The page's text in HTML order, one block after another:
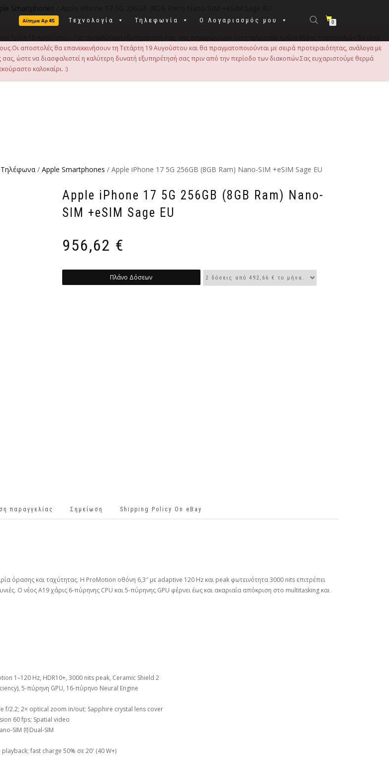
Τεχνολογία Τηλεφωνία Ο Λογαριασμός μου 0
Smartphones
αποστολές θα επανεκκινήσουν τη Τετάρτη 19 Αυγούστου και θα πραγματοποιούνται με σειρά προτεραιότητας, ανάλογα με
ώστε να διασφαλιστεί η καλύτερη δυνατή εξυπηρέτησή σας πριν από την περίοδο των διακοπών.Σας ευχαριστούμε θερμά
καλοκαίρι. :)
Τηλέφωνα / Apple Smartphones / Apple iPhone 17 5G 256GB (8GB Ram) Nano-SIM +eSIM Sage EU
Apple iPhone 17 5G 256GB (8GB Ram) Nano-
SIM +eSIM Sage EU
956,62 €
Πλάνο Δόσεων
παραγγελίας Σημείωση Shipping Policy On eBay
όρασης και ταχύτητας. Η ProMotion οθόνη 6,3″ με adaptive 120 Hz και peak φωτεινότητα 3000 nits επιτρέπει
Ο νέος A19 χάρις 6-πύρηνης CPU και 5-πύρηνης GPU φέρνει έως και ακαριαία απόκριση στο multitasking και
1–120 Hz, HDR10+, 3000 nits peak, Ceramic Shield 2
5-πύρηνη GPU, 16-πύρηνο Neural Engine
f/2.2; 2× optical zoom in/out; Sapphire crystal lens cover
60 fps; Spatial video
SIM 符Dual-SIM
fast charge 50% σε 20′ (40 W+)